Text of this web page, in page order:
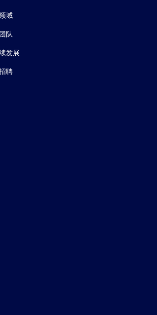
域
队
发展
聘